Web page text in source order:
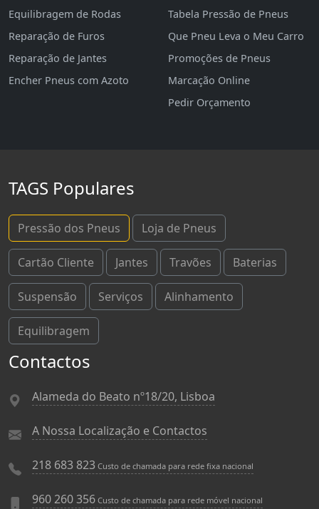
Equilibragem de Rodas
Reparação de Furos
Reparação de Jantes
Encher Pneus com Azoto
Tabela Pressão de Pneus
Que Pneu Leva o Meu Carro
Promoções de Pneus
Marcação Online
Pedir Orçamento
TAGS Populares
Pressão dos Pneus Loja de Pneus
Cartão Cliente Jantes Travões Baterias
Suspensão Serviços Alinhamento
Equilibragem
Contactos
Alameda do Beato nº18/20, Lisboa
A Nossa Localização e Contactos
218 683 823 Custo de chamada para rede fixa nacional
960 260 356 Custo de chamada para rede móvel nacional